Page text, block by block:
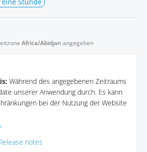
Africa/Abidjan angegeben
Während des angegebenen Zeitraums
unserer Anwendung durch. Es kann
bei der Nutzung der Website
notes